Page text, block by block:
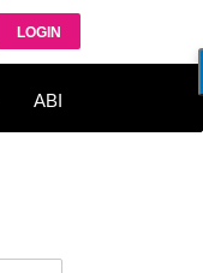
LOGIN
ABI